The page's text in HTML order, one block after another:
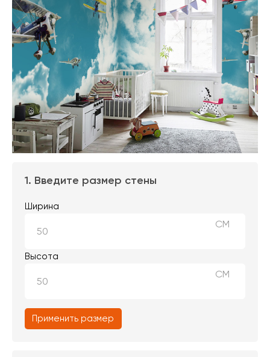
1. Введите размер стены
Ширина
СМ
Высота
СМ
Применить размер